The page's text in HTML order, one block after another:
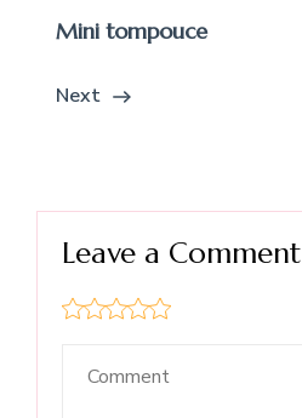
Mini tompouce
Next
Leave a Comment